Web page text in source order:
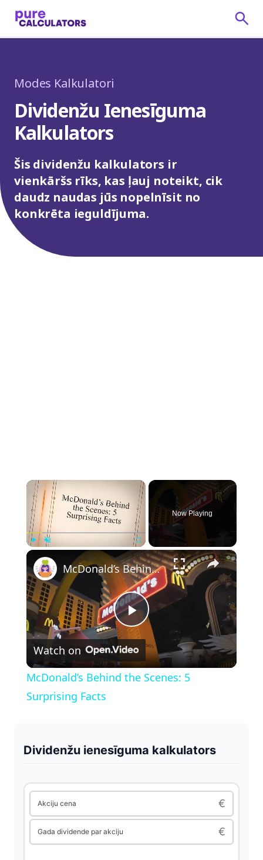
Modes Kalkulatori
Dividenžu Ienesīguma
Kalkulators
Šis dividenžu kalkulators ir
vienkāršs rīks, kas ļauj noteikt, cik
daudz naudas jūs nopelnīsit no
konkrēta ieguldījuma.
×
Fullscreen
Now Playing
×
P
l
McDonald’s Behind the Scenes: 5 Surprising Facts
Watch on
McDonald’s Behind the Scenes: 5
Surprising Facts
Dividenžu ienesīguma kalkulators
Akciju cena €
Gada dividende par akciju €